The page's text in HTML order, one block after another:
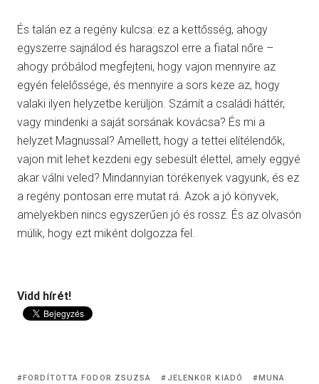
És talán ez a regény kulcsa: ez a kettősség, ahogy
egyszerre sajnálod és haragszol erre a fiatal nőre –
ahogy próbálod megfejteni, hogy vajon mennyire az
egyén felelőssége, és mennyire a sors keze az, hogy
valaki ilyen helyzetbe kerüljön. Számít a családi háttér,
vagy mindenki a saját sorsának kovácsa? És mi a
helyzet Magnussal? Amellett, hogy a tettei elítélendők,
vajon mit lehet kezdeni egy sebesült élettel, amely eggyé
akar válni veled? Mindannyian törékenyek vagyunk, és ez
a regény pontosan erre mutat rá. Azok a jó könyvek,
amelyekben nincs egyszerűen jó és rossz. És az olvasón
múlik, hogy ezt miként dolgozza fel.
Vidd hírét!
FORDÍTOTTA FODOR ZSUZSA JELENKOR KIADÓ
MUNA